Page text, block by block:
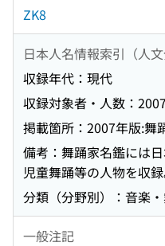
ZK8
日本人名情報索引（人文
収録年代：現代
収録対象者・人数：
掲載箇所：2007年版:舞
備考：舞踊家名鑑には
児童舞踊等の人物を収録
分類（分野別）：音楽
一般注記